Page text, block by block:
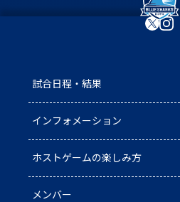
試合日程・結果
インフォメーション
全ての記事
イベント
ホストゲームの楽しみ方
ホストゲームについて
メンバー